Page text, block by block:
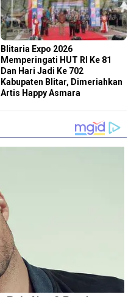
Blitaria Expo 2026
Memperingati HUT RI Ke 81
Dan Hari Jadi Ke 702
Kabupaten Blitar, Dimeriahkan
Artis Happy Asmara